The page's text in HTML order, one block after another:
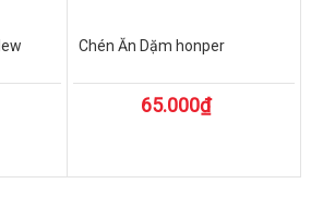
Chén Ăn Dặm honper
65.000₫